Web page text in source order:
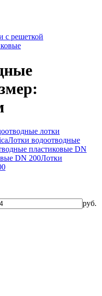
с решеткой
лотки
Лотки водоотводные
пластиковые DN
DN 200Лотки
руб.